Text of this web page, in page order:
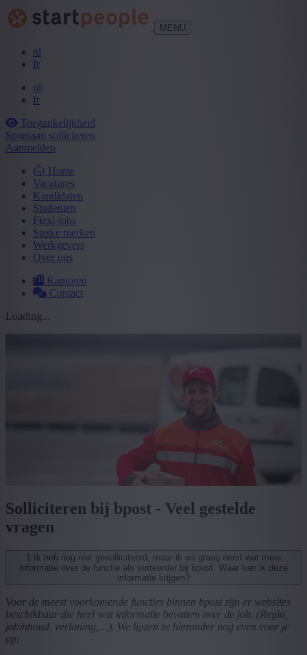
MENU
nl
fr
nl
fr
Toegankelijkheid
Spontaan solliciteren
Aanmelden
Home
Vacatures
Kandidaten
Studenten
Flexi-jobs
Sterke merken
Werkgevers
Over ons
Kantoren
Contact
Loading...
Solliciteren bij bpost - Veel gestelde
vragen
1
informatie over de functie als sorteerder bij bpost. Waar kan ik deze
informatie krijgen?
Voor de meest voorkomende functies binnen bpost zijn er websites
beschikbaar die heel wat informatie bevatten over de job. (Regio,
jobinhoud, verloning,…). We lijsten ze hieronder nog even voor je
op: